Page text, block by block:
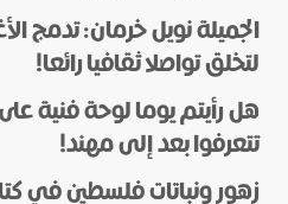
Name
*
الجميلة نويل خرمان: تدمج
لتخلق تواصلا ثقافيا رائعا!
هل رأيتم يوما لوحة فنية
تتعرفوا بعد إلى مهند!
زهور ونباتات فلسطين في